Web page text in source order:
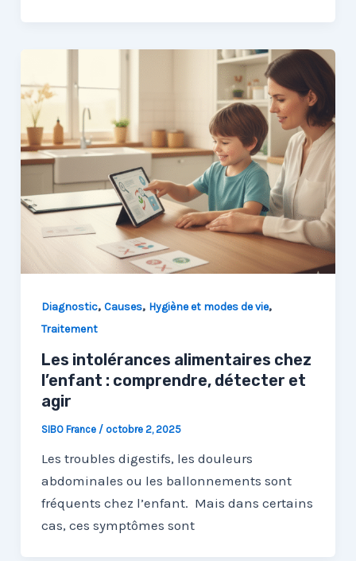
Diagnostic, Causes, Hygiène et modes de vie,
Traitement
Les intolérances alimentaires chez
l’enfant : comprendre, détecter et
agir
SIBO France / octobre 2, 2025
Les troubles digestifs, les douleurs
abdominales ou les ballonnements sont
fréquents chez l’enfant. Mais dans certains
cas, ces symptômes sont